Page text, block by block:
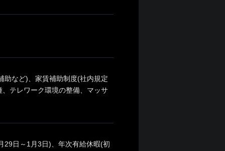
助など)、家賃補助制度(社内規定
テレワーク環境の整備、マッサ
29日～1月3日)、年次有給休暇(初